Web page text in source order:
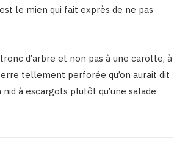
le mien qui fait exprès de ne pas
tronc d’arbre et non pas à une carotte, à
tellement perforée qu’on aurait dit
à escargots plutôt qu’une salade